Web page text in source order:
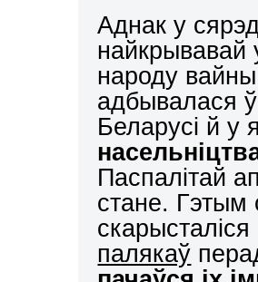
Аднак у
найкрывавай
народу
адбывалася
Беларусі й у
Паспалітай
стане. Гэтым
палякаў